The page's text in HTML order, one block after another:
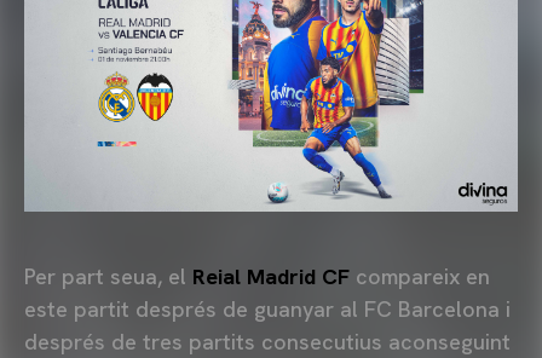
Per part seua, el Reial Madrid CF compareix en
este partit després de guanyar al FC Barcelona i
després de tres partits consecutius aconseguint